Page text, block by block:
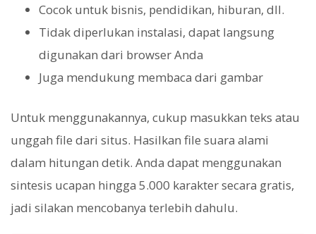
Cocok untuk bisnis, pendidikan, hiburan, dll.
Tidak diperlukan instalasi, dapat langsung
digunakan dari browser Anda
Juga mendukung membaca dari gambar
Untuk menggunakannya, cukup masukkan teks atau
unggah file dari situs. Hasilkan file suara alami
dalam hitungan detik. Anda dapat menggunakan
sintesis ucapan hingga 5.000 karakter secara gratis,
jadi silakan mencobanya terlebih dahulu.